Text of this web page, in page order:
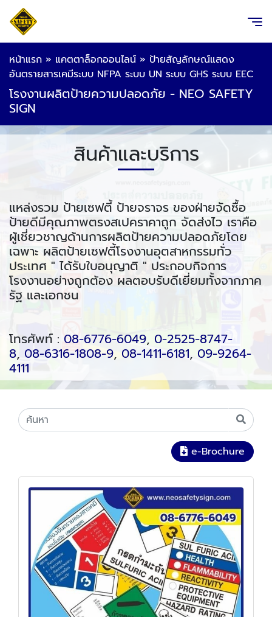
หน้าแรก » แคตตาล็อกออนไลน์ » ป้ายสัญลักษณ์แสดง
อันตรายสารเคมีระบบ NFPA ระบบ UN ระบบ GHS ระบบ EEC
โรงงานผลิตป้ายความปลอดภัย - NEO SAFETY
SIGN
สินค้าและบริการ
แหล่งรวม ป้ายเซฟตี้ ป้ายจราจร ของฝ่ายจัดซื้อ
ป้ายดีมีคุณภาพตรงสเปคราคาถูก จัดส่งไว เราคือ
ผู้เชี่ยวชาญด้านการผลิตป้ายความปลอดภัยโดย
เฉพาะ ผลิตป้ายเซฟตี้โรงงานอุตสาหกรรมทั่ว
ประเทศ " ได้รับใบอนุญาติ " ประกอบกิจการ
โรงงานอย่างถูกต้อง ผลตอบรับดีเยี่ยมทั้งจากภาค
รัฐ และเอกชน
โทรศัพท์ : 08-6776-6049, 0-2525-8747-
8, 08-6316-1808-9, 08-1411-6181, 09-9264-
4111
e-Brochure